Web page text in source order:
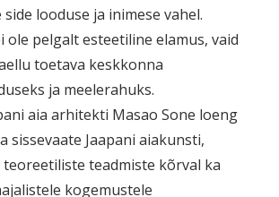
looduse ja inimese vahel.
ole pelgalt esteetiline elamus, vaid
toetava keskkonna
ja meelerahuks.
aia arhitekti Masao Sone loeng
sissevaate Jaapani aiakunsti,
teoreetiliste teadmiste kõrval ka
kogemustele